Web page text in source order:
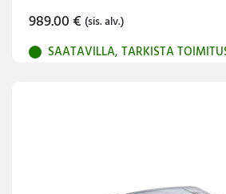
989.00€ (sis. alv.)
SAATAVILLA, TARKISTA